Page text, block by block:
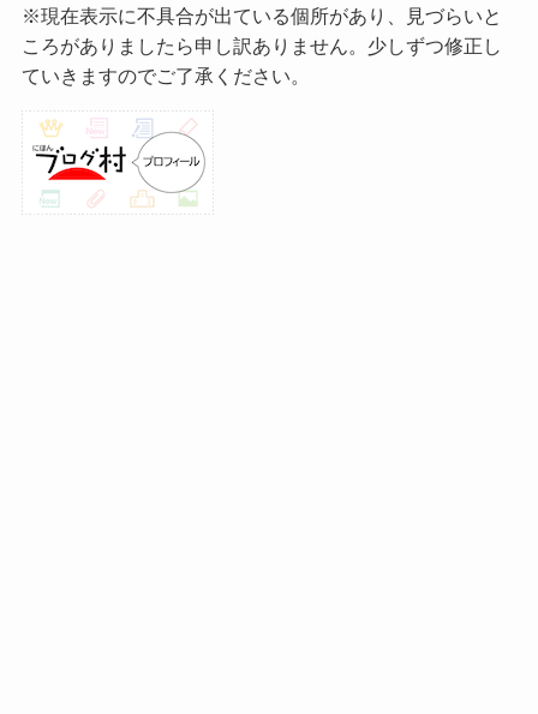
※現在表示に不具合が出ている個所があり、見づらいと
ころがありましたら申し訳ありません。少しずつ修正し
ていきますのでご了承ください。